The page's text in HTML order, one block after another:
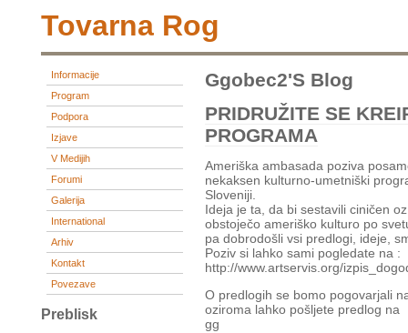
Tovarna Rog
Informacije
Program
Podpora
Izjave
V Medijih
Forumi
Galerija
International
Arhiv
Kontakt
Povezave
Preblisk
Ggobec2's Blog
PRIDRUŽITE SE
PROGRAMA
Ameriška ambasada poziva
nekaksen kulturno-umetniški
Sloveniji.
Ideja je ta, da bi sestavili ciničen
obstoječo ameriško kulturo po
pa dobrodošli vsi predlogi, ideje,
Poziv si lahko sami pogledate na :
http://www.artservis.org/
O predlogih se bomo pogovarjali
oziroma lahko pošljete predlog na
gg